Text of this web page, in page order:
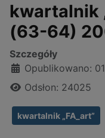
kwartalnik
(63-64)
Szczegóły
Opublikowano:
Odsłon: 24025
kwartalnik „FA_art”